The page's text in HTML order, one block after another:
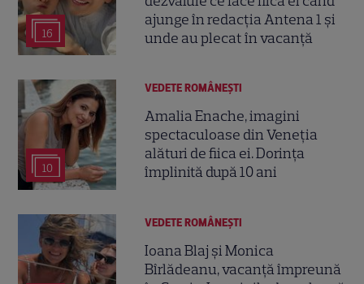
16
ajunge în redacția Antena 1 și
unde au plecat în vacanță
10
VEDETE ROMÂNEŞTI
Amalia Enache, imagini
spectaculoase din Veneția
alături de fiica ei. Dorința
împlinită după 10 ani
VEDETE ROMÂNEŞTI
Ioana Blaj și Monica
Bîrlădeanu, vacanță împreună